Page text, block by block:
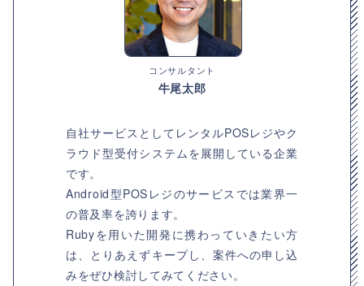
コンサルタント
牛尾太郎
自社サービスとしてレンタルPOSレジやク
ラウド型受付システムを展開している企業
です。
Android型POSレジのサービスでは業界一
の普及率を誇ります。
Rubyを用いた開発に携わっていきたい方
は、とりあえずキープし、案件への申し込
みをぜひ検討してみてください。